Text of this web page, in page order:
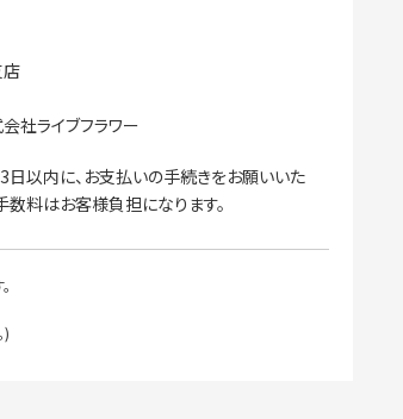
店
社ライブフラワー
以内に、お支払いの手続きをお願いいた
数料はお客様負担になります。
)